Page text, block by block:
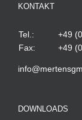
KONTAKT
Tel.:
+49
Fax:
+49
DOWNLOADS